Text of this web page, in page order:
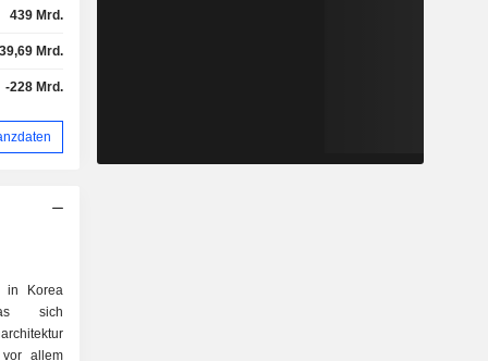
439 Mrd.
39,69 Mrd.
-228 Mrd.
in Korea
sich
allem